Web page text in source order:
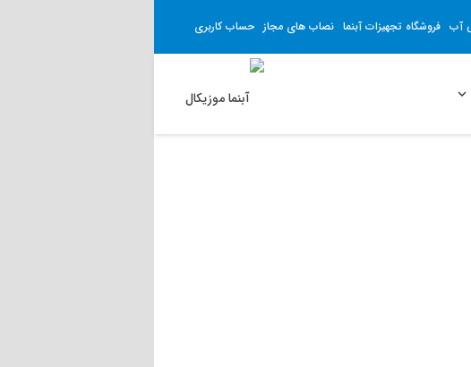
آب فروشگاه تجهیزات آبنما نصاب های مجاز حساب کاربری